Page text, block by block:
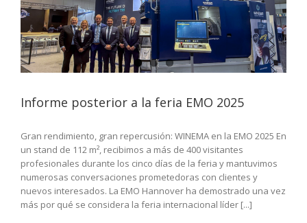
Informe posterior a la feria EMO 2025
Gran rendimiento, gran repercusión: WINEMA en la EMO 2025 En
un stand de 112 m², recibimos a más de 400 visitantes
profesionales durante los cinco días de la feria y mantuvimos
numerosas conversaciones prometedoras con clientes y
nuevos interesados. La EMO Hannover ha demostrado una vez
más por qué se considera la feria internacional líder [...]